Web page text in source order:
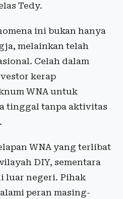
Tedy.
ini bukan hanya
melainkan telah
Celah dalam
kerap
WNA untuk
tinggal tanpa aktivitas
WNA yang terlibat
DIY, sementara
luar negeri. Pihak
peran masing-